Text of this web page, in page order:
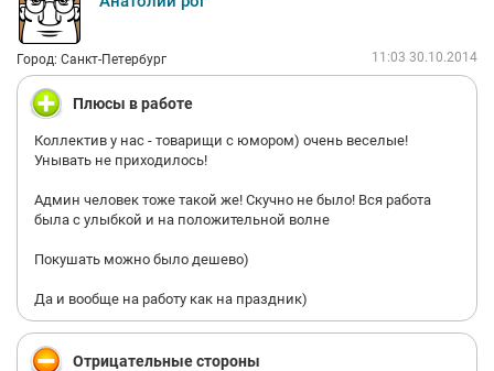
Город: Санкт-Петербург 11:03 30.10.2014
Плюсы в работе
Коллектив у нас - товарищи с юмором) очень веселые!
Унывать не приходилось!
Админ человек тоже такой же! Скучно не было! Вся работа
была с улыбкой и на положительной волне
Покушать можно было дешево)
Да и вообще на работу как на праздник)
Отрицательные стороны